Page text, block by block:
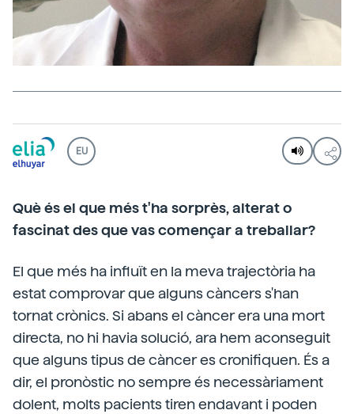
EU
Què és el que més t'ha sorprès, alterat o
fascinat des que vas començar a treballar?
El que més ha influït en la meva trajectòria ha
estat comprovar que alguns càncers s'han
tornat crònics. Si abans el càncer era una mort
directa, no hi havia solució, ara hem aconseguit
que alguns tipus de càncer es cronifiquen. És a
dir, el pronòstic no sempre és necessàriament
dolent, molts pacients tiren endavant i poden